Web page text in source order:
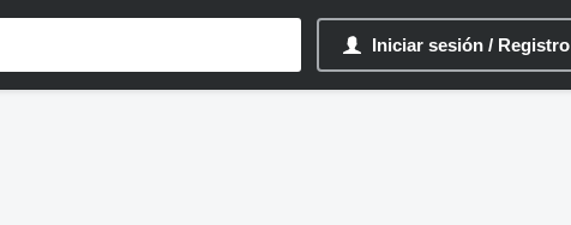
Iniciar sesión / Registro